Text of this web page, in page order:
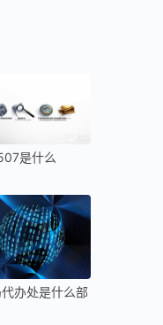
是什么
办处是什么部